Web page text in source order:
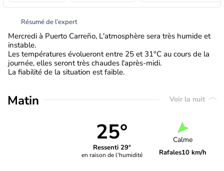
Résumé de l’expert
Mercredi à Puerto Carreño, L'atmosphère sera très humide et
instable.
Les températures évolueront entre 25 et 31°C au cours de la
journée, elles seront très chaudes l'après-midi.
La fiabilité de la situation est faible.
Matin Voir la nuit
25°
Ressenti 29°
en raison de l'humidité
Calme
Rafales10 km/h